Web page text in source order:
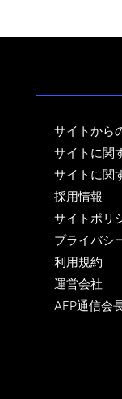
サイトから
サイトに関
サイトに関
採用情報
サイトポリ
プライバシ
利用規約
運営会社
AFP通信会